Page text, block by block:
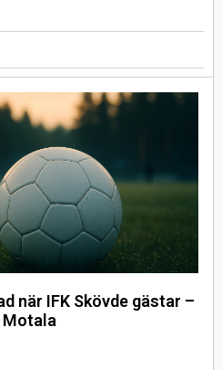
när IFK Skövde gästar –